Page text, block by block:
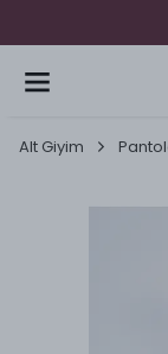
Alt Giyim